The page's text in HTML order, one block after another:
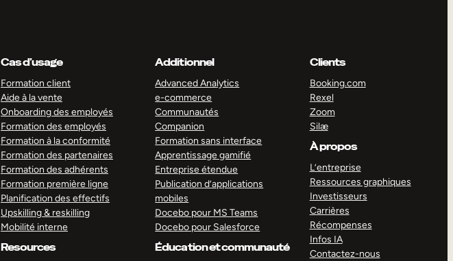
Cas d’usage
Formation client
Aide à la vente
Onboarding des employés
Formation des employés
Formation à la conformité
Formation des partenaires
Formation des adhérents
Formation première ligne
Planification des effectifs
Upskilling & reskilling
Mobilité interne
Resources
Additionnel
Advanced Analytics
e-commerce
Communautés
Companion
Formation sans interface
Apprentissage gamifié
Entreprise étendue
Publication d’applications
mobiles
Docebo pour MS Teams
Docebo pour Salesforce
Éducation et communauté
Clients
Booking.com
Rexel
Zoom
Silæ
À propos
L’entreprise
Ressources graphiques
Investisseurs
Carrières
Récompenses
Infos IA
Contactez-nous